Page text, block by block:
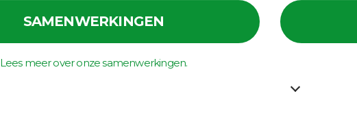
SAMENWERKINGEN
Lees meer over onze samenwerkingen.